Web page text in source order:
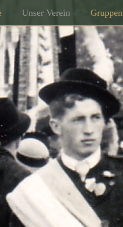
Unser Verein Gruppen